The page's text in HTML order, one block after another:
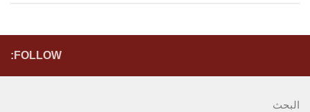
FOLLOW:
البحث